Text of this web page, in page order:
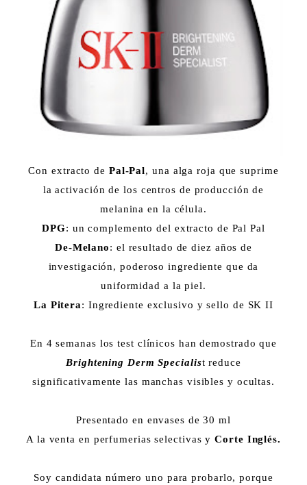
Con extracto de Pal-Pal, una alga roja que suprime
la activación de los centros de producción de
melanina en la célula.
DPG: un complemento del extracto de Pal Pal
De-Melano: el resultado de diez años de
investigación, poderoso ingrediente que da
uniformidad a la piel.
La Pitera: Ingrediente exclusivo y sello de SK II
En 4 semanas los test clínicos han demostrado que
Brightening Derm Specialist reduce
significativamente las manchas visibles y ocultas.
Presentado en envases de 30 ml
A la venta en perfumerias selectivas yCorte Inglés.
Soy candidata número uno para probarlo, porque